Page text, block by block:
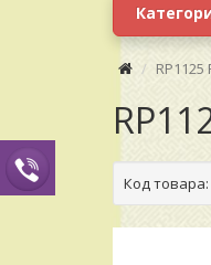
Код товара: